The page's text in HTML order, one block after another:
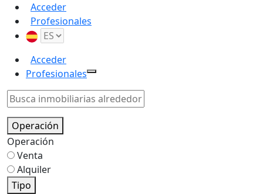
Acceder
Profesionales
Acceder
Profesionales
Operación
Operación
Venta
Alquiler
Tipo